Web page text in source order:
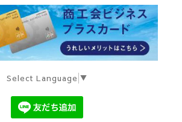
Select Language ▼